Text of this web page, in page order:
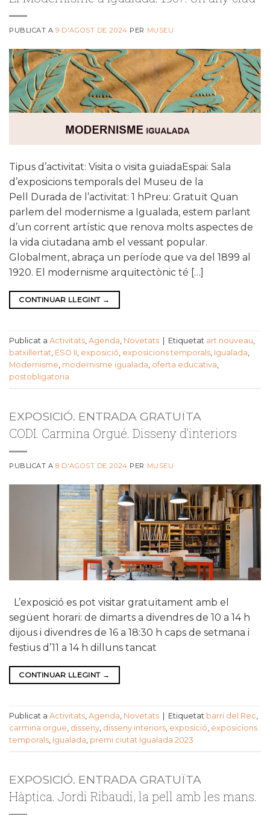
PUBLICAT A9 D'AGOST DE 2024 PER MUSEU
Tipus d’activitat: Visita o visita guiadaEspai: Sala
d’exposicions temporals del Museu de la
Pell Durada de l’activitat: 1 hPreu: Gratuït Quan
parlem del modernisme a Igualada, estem parlant
d’un corrent artístic que renova molts aspectes de
la vida ciutadana amb el vessant popular.
Globalment, abraça un període que va del 1899 al
1920. El modernisme arquitectònic té […]
CONTINUAR LLEGINT →
Publicat a Activitats, Agenda, Novetats Etiquetat art nouveau,
batxillertat, ESO II, exposició, exposicions temporals, Igualada,
Modernisme, modernisme igualada, oferta educativa,
postobligatoria
EXPOSICIÓ. ENTRADA GRATUÏTA
CODI. Carmina Orgué. Disseny d’interiors
PUBLICAT A8 D'AGOST DE 2024 PER MUSEU
L’exposició es pot visitar gratuïtament amb el
següent horari: de dimarts a divendres de 10 a 14 h
dijous i divendres de 16 a 18:30 h caps de setmana i
festius d’11 a 14 h dilluns tancat
CONTINUAR LLEGINT →
Publicat a Activitats, Agenda, Novetats Etiquetat barri del Rec,
carmina orgue, disseny, disseny interiors, exposició, exposicions
temporals, Igualada, premi ciutat Igualada 2023
EXPOSICIÓ. ENTRADA GRATUÏTA
Hàptica. Jordi Ribaudí, la pell amb les mans.